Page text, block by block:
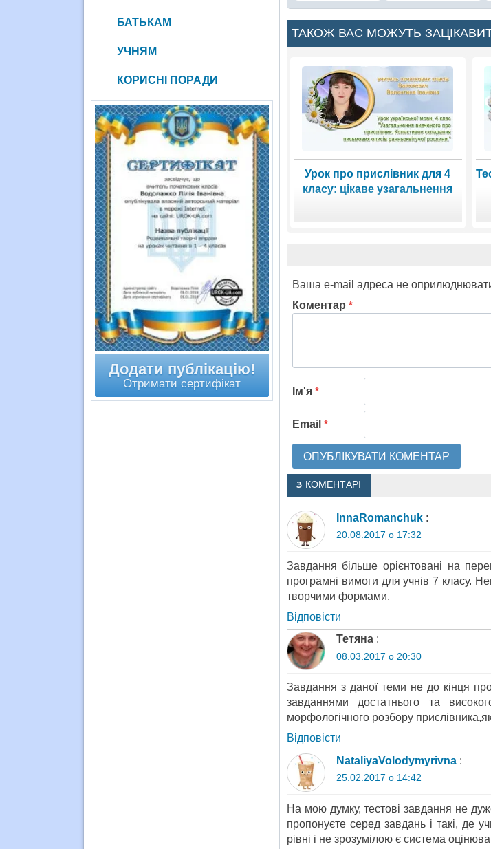
ТАКОЖ ВАС МОЖУТЬ
Урок про прислівник для 4
класу: цікаве узагальнення
Ваша e-mail адреса не
Коментар *
Ім'я *
Email *
3 КОМЕНТАРІ
InnaRomanchuk :
20.08.2017 о 17:32
Завдання більше орієнтовані на
програмні вимоги для учнів 7 класу.
творчими формами.
Відповіcти
Тетяна :
08.03.2017 о 20:30
Завдання з даної теми не до кінця
завданнями достатнього та
морфологічного розбору
Відповіcти
NataliyaVolodymyrivna :
25.02.2017 о 14:42
На мою думку, тестові завдання не
пропонуєте серед завдань і такі, де
рівні і не зрозумілою є система
БАТЬКАМ
УЧНЯМ
КОРИСНІ ПОРАДИ
Додати публікацію!
Отримати сертифікат